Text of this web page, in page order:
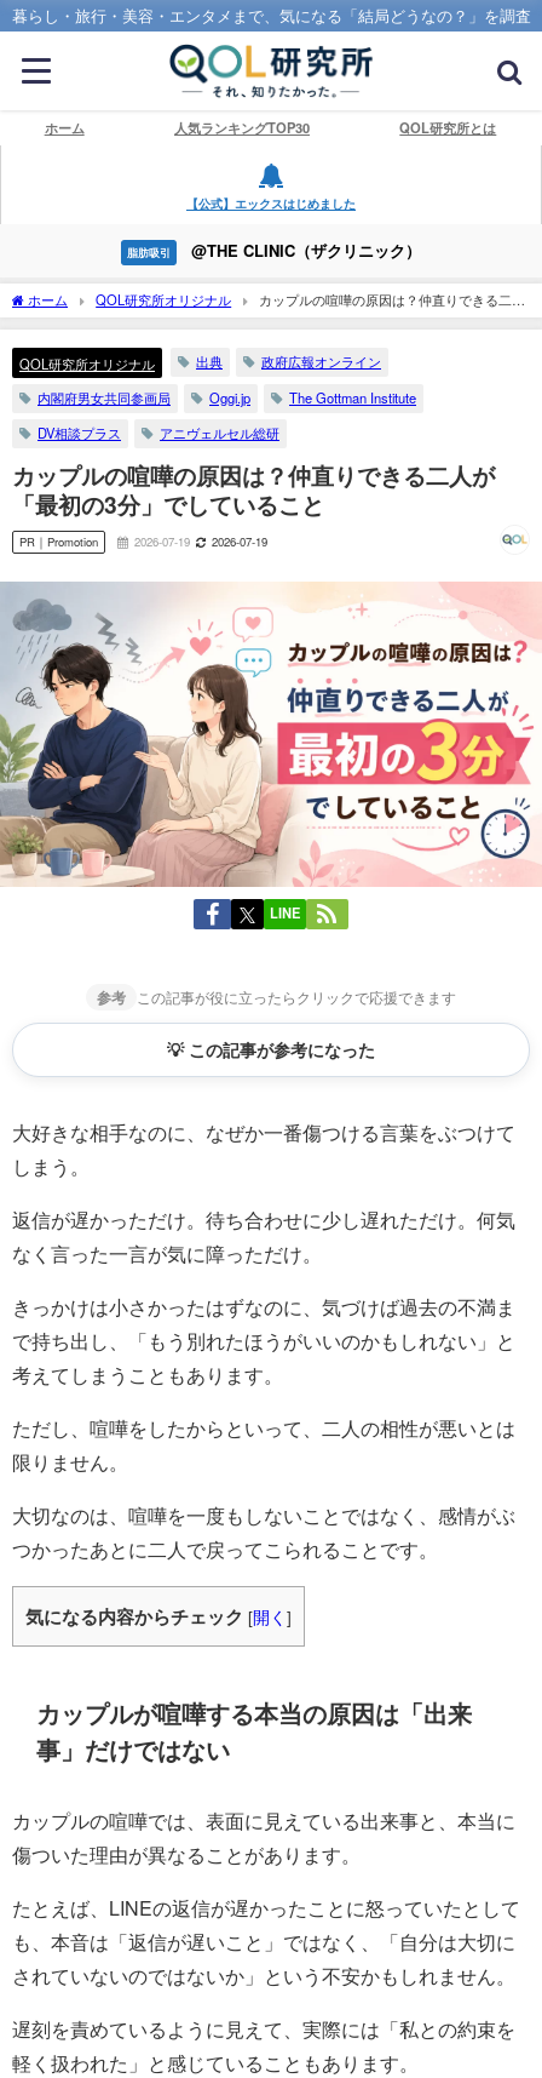
暮らし・旅行・美容・エンタメまで、気になる「結局どうなの？」を調査
ホーム 人気ランキングTOP30 QOL研究所とは
【公式】エックスはじめました
脂肪吸引 @THE CLINIC（ザクリニック）
ホーム QOL研究所オリジナル
カップルの喧嘩の原因は？仲直りできる二人
が「最初の3分」でしていること
QOL研究所オリジナル 出典
政府広報オンライン
内閣府男女共同参画局
Oggi.jp
The Gottman Institute
DV相談プラス
アニヴェルセル総研
カップルの喧嘩の原因は？仲直りできる二人が
「最初の3分」でしていること
PR｜Promotion 2026-07-19 2026-07-19
LINE
参考 この記事が役に立ったらクリックで応援できます
💡 この記事が参考になった
大好きな相手なのに、なぜか一番傷つける言葉をぶつけて
しまう。
返信が遅かっただけ。待ち合わせに少し遅れただけ。何気
なく言った一言が気に障っただけ。
きっかけは小さかったはずなのに、気づけば過去の不満ま
で持ち出し、「もう別れたほうがいいのかもしれない」と
考えてしまうこともあります。
ただし、喧嘩をしたからといって、二人の相性が悪いとは
限りません。
大切なのは、喧嘩を一度もしないことではなく、感情がぶ
つかったあとに二人で戻ってこられることです。
気になる内容からチェック [開く ]
カップルが喧嘩する本当の原因は「出来
事」だけではない
カップルの喧嘩では、表面に見えている出来事と、本当に
傷ついた理由が異なることがあります。
たとえば、LINEの返信が遅かったことに怒っていたとして
も、本音は「返信が遅いこと」ではなく、「自分は大切に
されていないのではないか」という不安かもしれません。
遅刻を責めているように見えて、実際には「私との約束を
軽く扱われた」と感じていることもあります。